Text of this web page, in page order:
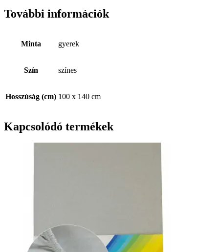
További információk
Minta gyerek
Szín színes
Hosszúság (cm) 100 x 140 cm
Kapcsolódó termékek